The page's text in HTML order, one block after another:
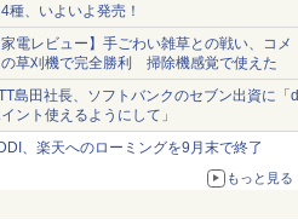
種、いよいよ発売！
家電レビュー】手ごわい雑草との戦い、コメ
の草刈機で完全勝利 掃除機感覚で使えた
島田社長、ソフトバンクのセブン出資に「d
ント使えるようにして」
、楽天へのローミングを9月末で終了
もっと見る